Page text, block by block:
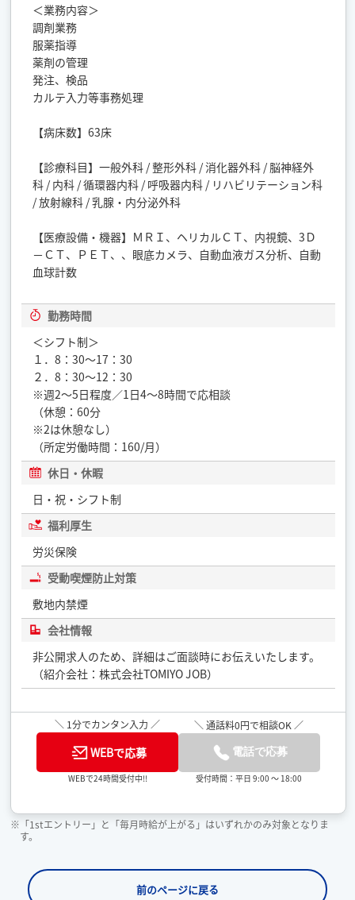
＜業務内容＞
調剤業務
服薬指導
薬剤の管理
発注、検品
カルテ入力等事務処理
【病床数】63床
【診療科目】一般外科 / 整形外科 / 消化器外科 / 脳神経外
科 / 内科 / 循環器内科 / 呼吸器内科 / リハビリテーション科
/ 放射線科 / 乳腺・内分泌外科
【医療設備・機器】ＭＲＩ、ヘリカルＣＴ、内視鏡、3Ｄ
−ＣＴ、ＰＥＴ、、眼底カメラ、自動血液ガス分析、自動
血球計数
勤務時間
＜シフト制＞
１．8：30〜17：30
２．8：30〜12：30
※週2〜5日程度／1日4〜8時間で応相談
（休憩：60分
※2は休憩なし）
（所定労働時間：160/月）
休日・休暇
日・祝・シフト制
福利厚生
労災保険
受動喫煙防止対策
敷地内禁煙
会社情報
非公開求人のため、詳細はご面談時にお伝えいたします。
（紹介会社：株式会社TOMIYO JOB）
＼ 1分でカンタン入力 ／
WEBで応募
WEBで24時間受付中!!
＼ 通話料0円で相談OK ／
電話で応募
受付時間：平日 9:00 ～ 18:00
※「1stエントリー」と「毎月時給が上がる」はいずれかのみ対象となりま
す。
前のページに戻る